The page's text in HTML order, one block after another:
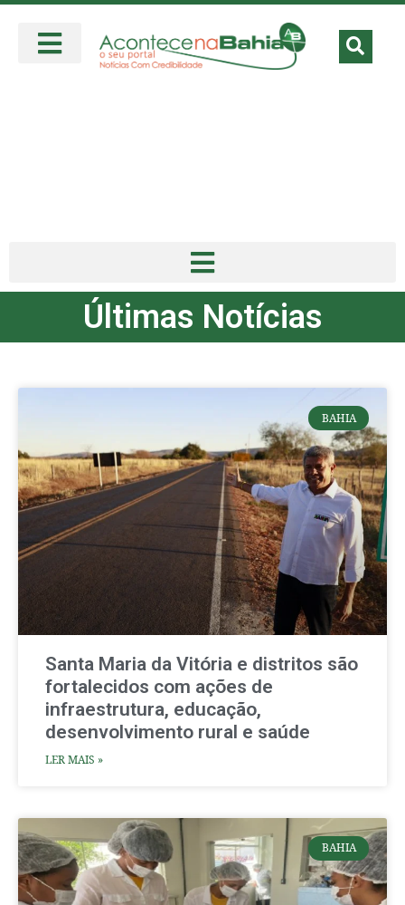
Últimas Notícias
BAHIA
Santa Maria da Vitória e distritos são
fortalecidos com ações de
infraestrutura, educação,
desenvolvimento rural e saúde
LER MAIS »
BAHIA